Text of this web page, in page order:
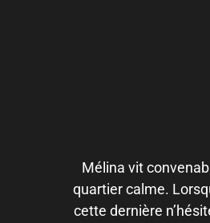
Mélina vit
quartier calme.
cette dernière